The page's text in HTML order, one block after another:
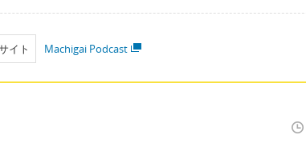
イト Machigai Podcast